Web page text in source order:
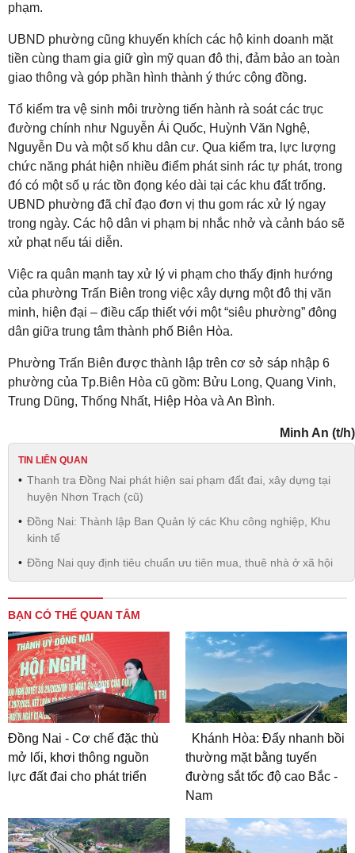
phạm.
UBND phường cũng khuyến khích các hộ kinh doanh mặt
tiền cùng tham gia giữ gìn mỹ quan đô thị, đảm bảo an toàn
giao thông và góp phần hình thành ý thức cộng đồng.
Tổ kiểm tra vệ sinh môi trường tiến hành rà soát các trục
đường chính như Nguyễn Ái Quốc, Huỳnh Văn Nghệ,
Nguyễn Du và một số khu dân cư. Qua kiểm tra, lực lượng
chức năng phát hiện nhiều điểm phát sinh rác tự phát, trong
đó có một số ụ rác tồn đọng kéo dài tại các khu đất trống.
UBND phường đã chỉ đạo đơn vị thu gom rác xử lý ngay
trong ngày. Các hộ dân vi phạm bị nhắc nhở và cảnh báo sẽ
xử phạt nếu tái diễn.
Việc ra quân mạnh tay xử lý vi phạm cho thấy định hướng
của phường Trấn Biên trong việc xây dựng một đô thị văn
minh, hiện đại – điều cấp thiết với một “siêu phường” đông
dân giữa trung tâm thành phố Biên Hòa.
Phường Trấn Biên được thành lập trên cơ sở sáp nhập 6
phường của Tp.Biên Hòa cũ gồm: Bửu Long, Quang Vinh,
Trung Dũng, Thống Nhất, Hiệp Hòa và An Bình.
Minh An (t/h)
TIN LIÊN QUAN
Thanh tra Đồng Nai phát hiện sai phạm đất đai, xây dựng tại
huyện Nhơn Trạch (cũ)
Đồng Nai: Thành lập Ban Quản lý các Khu công nghiệp, Khu
kinh tế
Đồng Nai quy định tiêu chuẩn ưu tiên mua, thuê nhà ở xã hội
BẠN CÓ THỂ QUAN TÂM
Đồng Nai - Cơ chế đặc thù
mở lối, khơi thông nguồn
lực đất đai cho phát triển
Khánh Hòa: Đẩy nhanh bồi
thường mặt bằng tuyến
đường sắt tốc độ cao Bắc -
Nam